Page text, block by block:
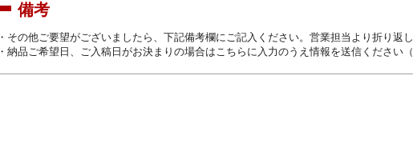
備考
・その他ご要望がございましたら、下記備考欄にご記入ください。営業担当より折り返
・納品ご希望日、ご入稿日がお決まりの場合はこちらに入力のうえ情報を送信ください